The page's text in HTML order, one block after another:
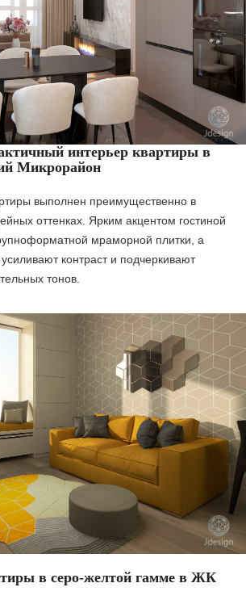
интерьер квартиры в
Микрорайон
выполнен преимущественно в
оттенках. Ярким акцентом гостиной
мраморной плитки, а
контраст и подчеркивают
тонов.
в серо-желтой гамме в ЖК